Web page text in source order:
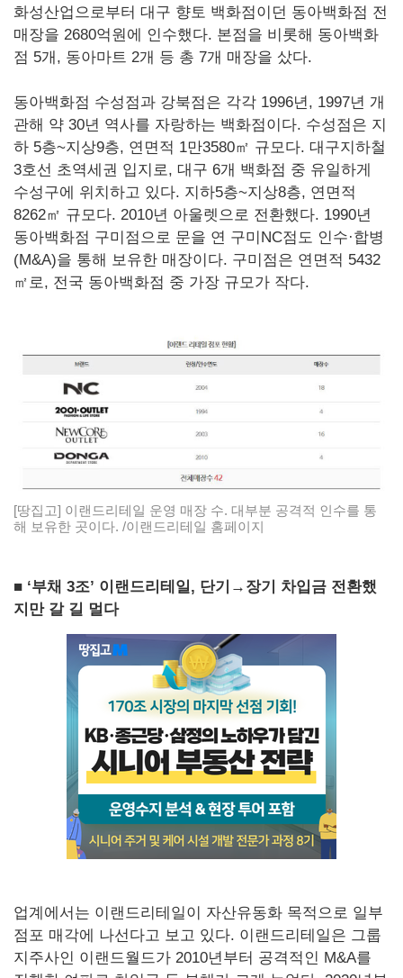
화성산업으로부터 대구 향토 백화점이던 동아백화점 전
매장을 2680억원에 인수했다. 본점을 비롯해 동아백화
점 5개, 동아마트 2개 등 총 7개 매장을 샀다.
동아백화점 수성점과 강북점은 각각 1996년, 1997년 개
관해 약 30년 역사를 자랑하는 백화점이다. 수성점은 지
하 5층~지상9층, 연면적 1만3580㎡ 규모다. 대구지하철
3호선 초역세권 입지로, 대구 6개 백화점 중 유일하게
수성구에 위치하고 있다. 지하5층~지상8층, 연면적
8262㎡ 규모다. 2010년 아울렛으로 전환했다. 1990년
동아백화점 구미점으로 문을 연 구미NC점도 인수·합병
(M&A)을 통해 보유한 매장이다. 구미점은 연면적 5432
㎡로, 전국 동아백화점 중 가장 규모가 작다.
[땅집고] 이랜드리테일 운영 매장 수. 대부분 공격적 인수를 통
해 보유한 곳이다. /이랜드리테일 홈페이지
■ ‘부채 3조’ 이랜드리테일, 단기→장기 차입금 전환했
지만 갈 길 멀다
업계에서는 이랜드리테일이 자산유동화 목적으로 일부
점포 매각에 나선다고 보고 있다. 이랜드리테일은 그룹
지주사인 이랜드월드가 2010년부터 공격적인 M&A를